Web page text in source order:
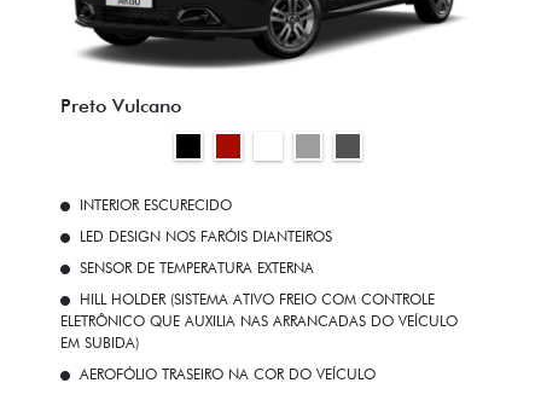
Preto Vulcano
INTERIOR ESCURECIDO
LED DESIGN NOS FARÓIS DIANTEIROS
SENSOR DE TEMPERATURA EXTERNA
HILL HOLDER (SISTEMA ATIVO FREIO COM CONTROLE
ELETRÔNICO QUE AUXILIA NAS ARRANCADAS DO VEÍCULO
EM SUBIDA)
AEROFÓLIO TRASEIRO NA COR DO VEÍCULO